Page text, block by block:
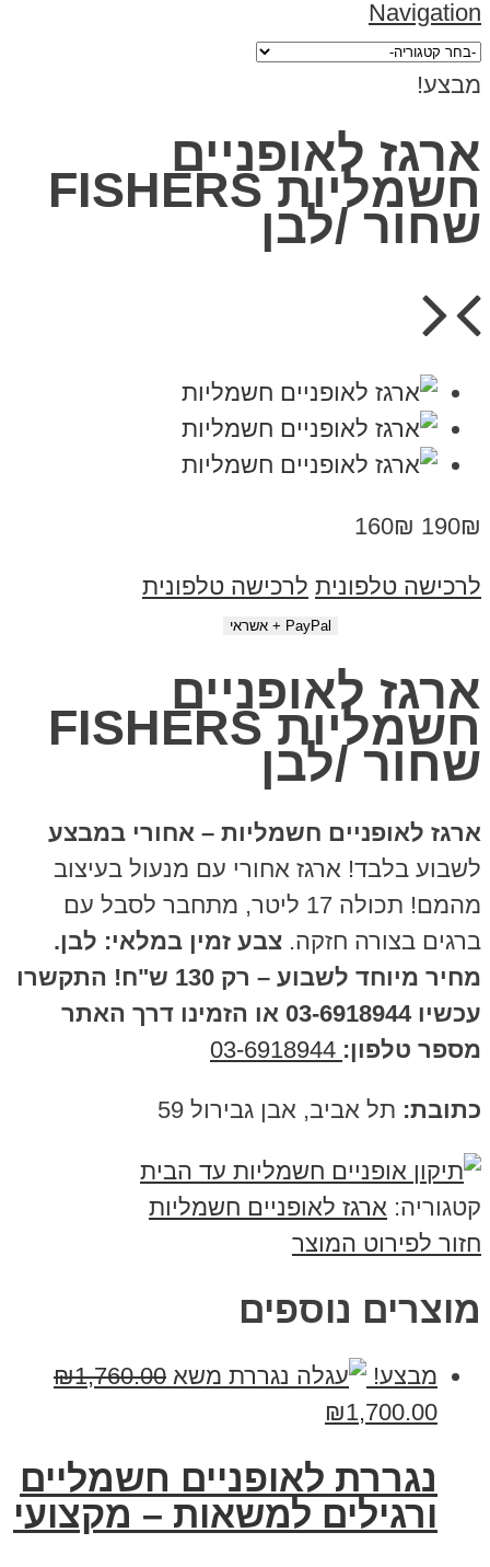
Navigation
מבצע!
ארגז לאופניים
חשמליות FISHERS
שחור /לבן
190₪
160₪
לרכישה טלפונית לרכישה טלפונית
ארגז לאופניים
חשמליות FISHERS
שחור /לבן
ארגז לאופניים חשמליות – אחורי במבצע
לשבוע בלבד! ארגז אחורי עם מנעול בעיצוב
מהמם! תכולה 17 ליטר, מתחבר לסבל עם
ברגים בצורה חזקה. צבע זמין במלאי: לבן.
מחיר מיוחד לשבוע – רק 130 ש"ח!
התקשרו
עכשיו 03-6918944
או הזמינו דרך האתר
מספר טלפון:
כתובת: תל אביב, אבן גבירול 59
קטגוריה: ארגז לאופניים חשמליות
חזור לפירוט המוצר
מוצרים נוספים
מבצע! ₪1,760.00
₪1,700.00
נגררת לאופניים חשמליים
ורגילים למשאות – מקצועי